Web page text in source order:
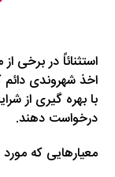
استثنائاً در برخی
اخذ شهروندی دائم
با بهره گیری از
درخواست دهند.
معیارهایی که مورد